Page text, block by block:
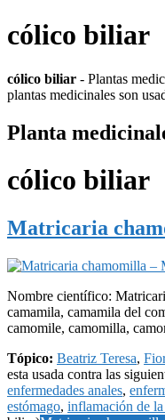
cólico biliar
cólico biliar - Plantas
plantas medicinales son
Planta
cólico biliar
Matricaria
Nombre científico:
camamila, camamila del
camomile, camomilla,
Tópico: Beatriz Teresa,
esta usada contra las
enfermedades anales,
estómago, inflamación de